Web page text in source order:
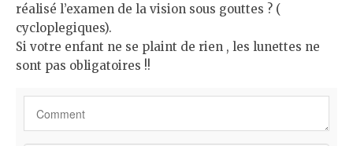
réalisé l’examen de la vision sous gouttes ? (
cycloplegiques).
Si votre enfant ne se plaint de rien , les lunettes ne
sont pas obligatoires !!